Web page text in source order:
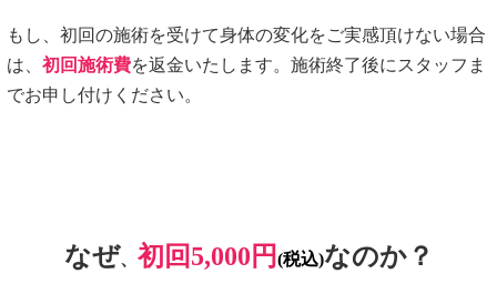
もし、初回の施術を受けて身体の変化をご実感頂けない場合
は、 初回施術費を返金いたします。施術終了後にスタッフま
でお申し付けください。
なぜ、 初回5,000円 (税込)なのか？